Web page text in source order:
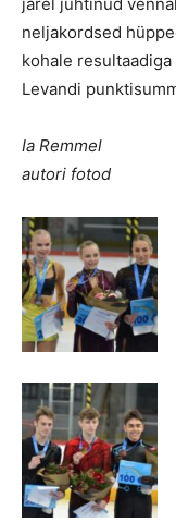
neljakordsed
kohale
Levandi
Ia Remmel
autori fotod